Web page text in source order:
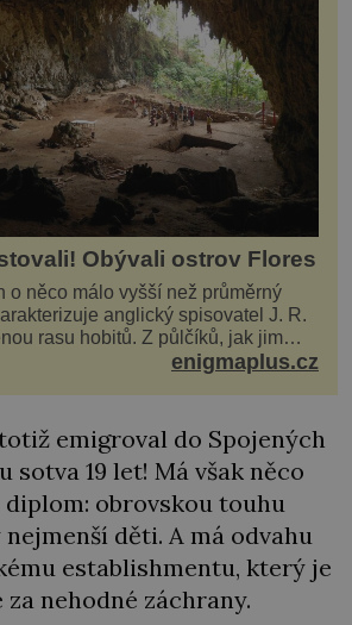
Obývali ostrov Flores
o něco málo vyšší než průměrný
anglický spisovatel J. R.
Z půlčíků, jak jim
hlavní hrdiny svých slavných
enigmaplus.cz
emigroval do Spojených
sotva 19 let! Má však něco
diplom: obrovskou touhu
děti. A má odvahu
establishmentu, který je
nehodné záchrany.